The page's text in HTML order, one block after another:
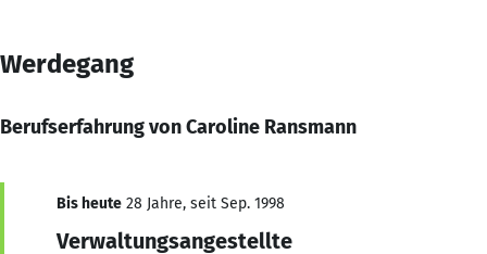
Werdegang
Berufserfahrung von Caroline Ransmann
Bis heute 28 Jahre, seit Sep. 1998
Verwaltungsangestellte